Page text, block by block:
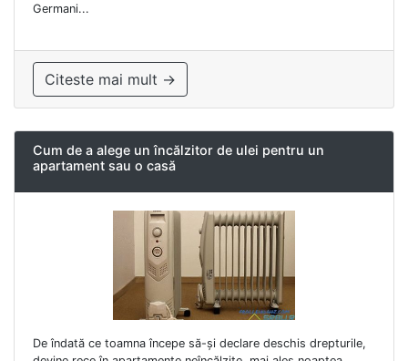
Germani...
Citeste mai mult →
Cum de a alege un încălzitor de ulei pentru un
apartament sau o casă
De îndată ce toamna începe să-și declare deschis drepturile,